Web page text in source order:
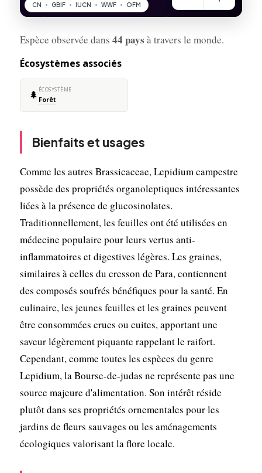
Espèce observée dans 44 pays à travers le monde.
Écosystèmes associés
🌲 ÉCOSYSTÈME
Forêt
Bienfaits et usages
Comme les autres Brassicaceae, Lepidium campestre
possède des propriétés organoleptiques intéressantes
liées à la présence de glucosinolates.
Traditionnellement, les feuilles ont été utilisées en
médecine populaire pour leurs vertus anti-
inflammatoires et digestives légères. Les graines,
similaires à celles du cresson de Para, contiennent
des composés soufrés bénéfiques pour la santé. En
culinaire, les jeunes feuilles et les graines peuvent
être consommées crues ou cuites, apportant une
saveur légèrement piquante rappelant le raifort.
Cependant, comme toutes les espèces du genre
Lepidium, la Bourse-de-judas ne représente pas une
source majeure d'alimentation. Son intérêt réside
plutôt dans ses propriétés ornementales pour les
jardins de fleurs sauvages ou les aménagements
écologiques valorisant la flore locale.